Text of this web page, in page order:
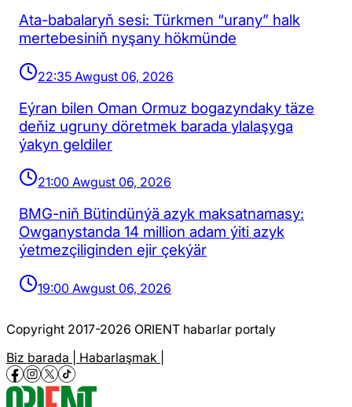
Ata-babalaryň sesi: Türkmen “urany” halk
mertebesiniň nyşany hökmünde
22:35 Awgust 06, 2026
Eýran bilen Oman Ormuz bogazyndaky täze
deňiz ugruny döretmek barada ylalaşyga
ýakyn geldiler
21:00 Awgust 06, 2026
BMG-niň Bütindünýä azyk maksatnamasy:
Owganystanda 14 million adam ýiti azyk
ýetmezçiliginden ejir çekýär
19:00 Awgust 06, 2026
Copyright 2017-2026 ORIENT habarlar portaly
Biz barada | Habarlaşmak |